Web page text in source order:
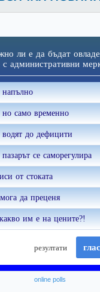
online polls